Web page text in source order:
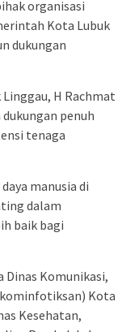
organisasi
Kota Lubuk
dukungan
H Rachmat
penuh
tenaga
manusia di
dalam
baik bagi
Dinas Komunikasi,
Kota
Kesehatan,